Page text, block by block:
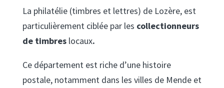
La philatélie (timbres et lettres) de Lozère, est
particulièrement ciblée par les collectionneurs
de timbres locaux.
Ce département est riche d’une histoire
postale, notamment dans les villes de Mende et